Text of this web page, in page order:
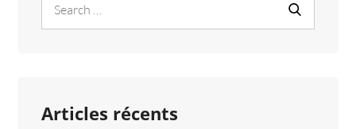
ET
Articles récents